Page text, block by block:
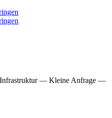
Infrastruktur — Kleine Anfrage —